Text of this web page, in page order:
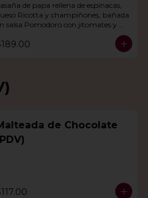
de papa rellena de espinacas,
Ricotta y champiñones, bañada
salsa Pomodoro con jitomates y
queso gratinado. Incluye una agua del
de Chocolate